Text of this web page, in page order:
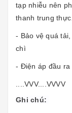
tạp nhiễu nên
thanh trung
- Bảo vệ quá
chì
- Điện áp đầu ra
....VVV....VVVV
Ghi chú: